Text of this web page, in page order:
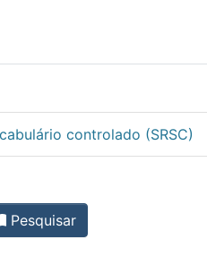
controlado (SRSC)
Pesquisar